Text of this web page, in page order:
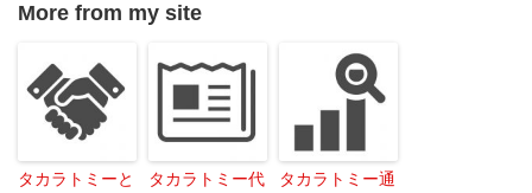
More from my site
タカラトミーと
タカラトミー代
タカラトミー通